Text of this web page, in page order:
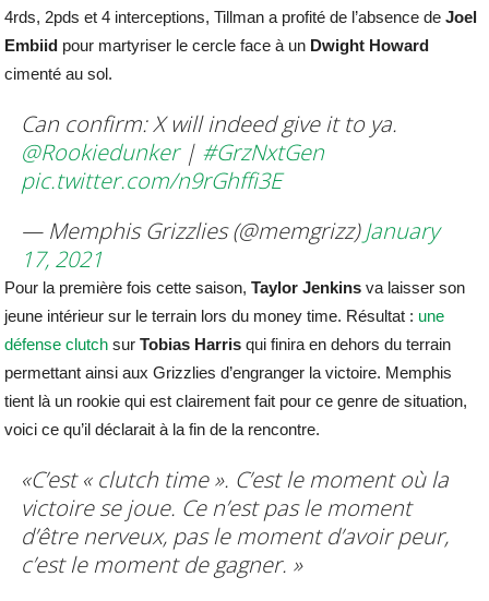
4rds, 2pds et 4 interceptions, Tillman a profité de l’absence deJoel
Embiid pour martyriser le cercle face à un Dwight Howard
cimenté au sol.
Can confirm: X will indeed give it to ya.
@Rookiedunker| #GrzNxtGen
pic.twitter.com/n9rGhffi3E
— Memphis Grizzlies (@memgrizz)January
17, 2021
Pour la première fois cette saison,Taylor Jenkins va laisser son
jeune intérieur sur le terrain lors du money time. Résultat : une
défense clutch surTobias Harris qui finira en dehors du terrain
permettant ainsi aux Grizzlies d’engranger la victoire. Memphis
tient là un rookie qui est clairement fait pour ce genre de situation,
voici ce qu’il déclarait à la fin de la rencontre.
«C’est « clutch time ». C’est le moment où la
victoire se joue. Ce n’est pas le moment
d’être nerveux, pas le moment d’avoir peur,
c’est le moment de gagner. »